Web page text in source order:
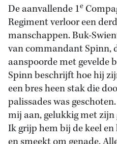
De aanvallende 1e
Regiment verloor een
manschappen. Buk-
van commandant Spinn,
aanspoorde met gevelde
Spinn beschrijft hoe hij
een bres heen stak die
palissades was
mij aan, gelukkig met zijn
Ik grijp hem bij de keel